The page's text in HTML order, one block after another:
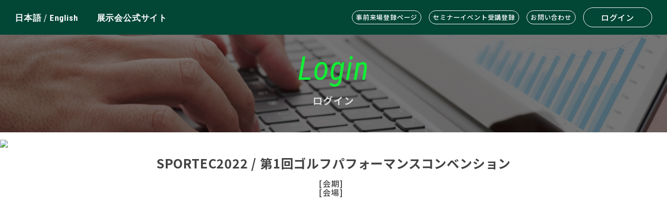
日本語/ English 展示会公式サイト 事前来場登録ページ セミナーイベント受講登録 お問い合わせ ログイン
Login
ログイン
SPORTEC2022 / 第1回ゴルフパフォーマンスコンベンション
[会期]
[会場]